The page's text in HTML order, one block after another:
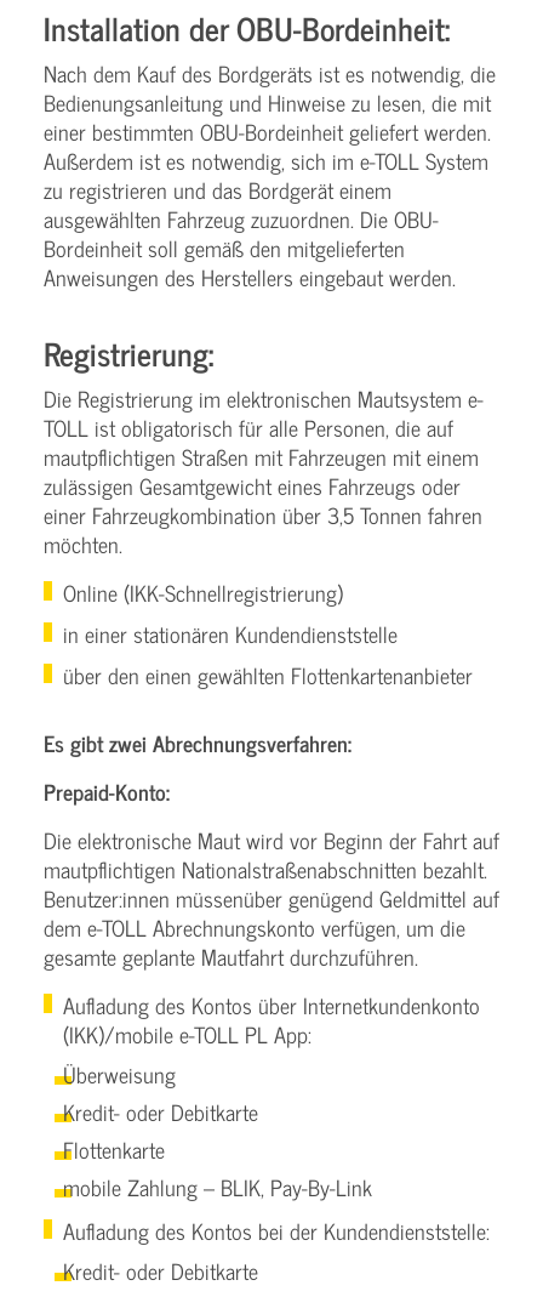
Installation der OBU-Bordeinheit:
Nach dem Kauf des Bordgeräts ist es notwendig, die
Bedienungsanleitung und Hinweise zu lesen, die mit
einer bestimmten OBU-Bordeinheit geliefert werden.
Außerdem ist es notwendig, sich im e-TOLL System
zu registrieren und das Bordgerät einem
ausgewählten Fahrzeug zuzuordnen. Die OBU-
Bordeinheit soll gemäß den mitgelieferten
Anweisungen des Herstellers eingebaut werden.
Registrierung:
Die Registrierung im elektronischen Mautsystem e-
TOLL ist obligatorisch für alle Personen, die auf
mautpflichtigen Straßen mit Fahrzeugen mit einem
zulässigen Gesamtgewicht eines Fahrzeugs oder
einer Fahrzeugkombination über 3,5 Tonnen fahren
möchten.
Online (IKK-Schnellregistrierung)
in einer stationären Kundendienststelle
über den einen gewählten Flottenkartenanbieter
Es gibt zwei Abrechnungsverfahren:
Prepaid-Konto:
Die elektronische Maut wird vor Beginn der Fahrt auf
mautpflichtigen Nationalstraßenabschnitten bezahlt.
Benutzer:innen müssenüber genügend Geldmittel auf
dem e-TOLL Abrechnungskonto verfügen, um die
gesamte geplante Mautfahrt durchzuführen.
Aufladung des Kontos über Internetkundenkonto
(IKK)/mobile e-TOLL PL App:
Überweisung
Kredit- oder Debitkarte
Flottenkarte
mobile Zahlung – BLIK, Pay-By-Link
Aufladung des Kontos bei der Kundendienststelle:
Kredit- oder Debitkarte